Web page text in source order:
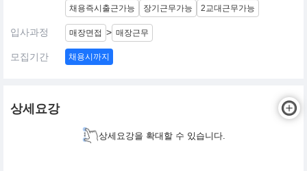
채용즉시출근가능
장기근무가능 2교대근무가능
입사과정 매장면접 > 매장근무
모집기간 채용시까지
상세요강
상세요강을 확대할 수 있습니다.